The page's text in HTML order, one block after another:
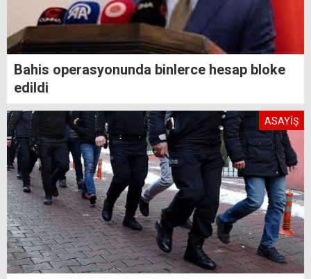
Bahis operasyonunda binlerce hesap bloke
edildi
ASAYİŞ